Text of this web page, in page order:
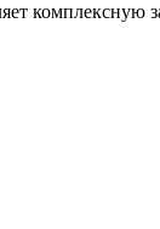
комплексную